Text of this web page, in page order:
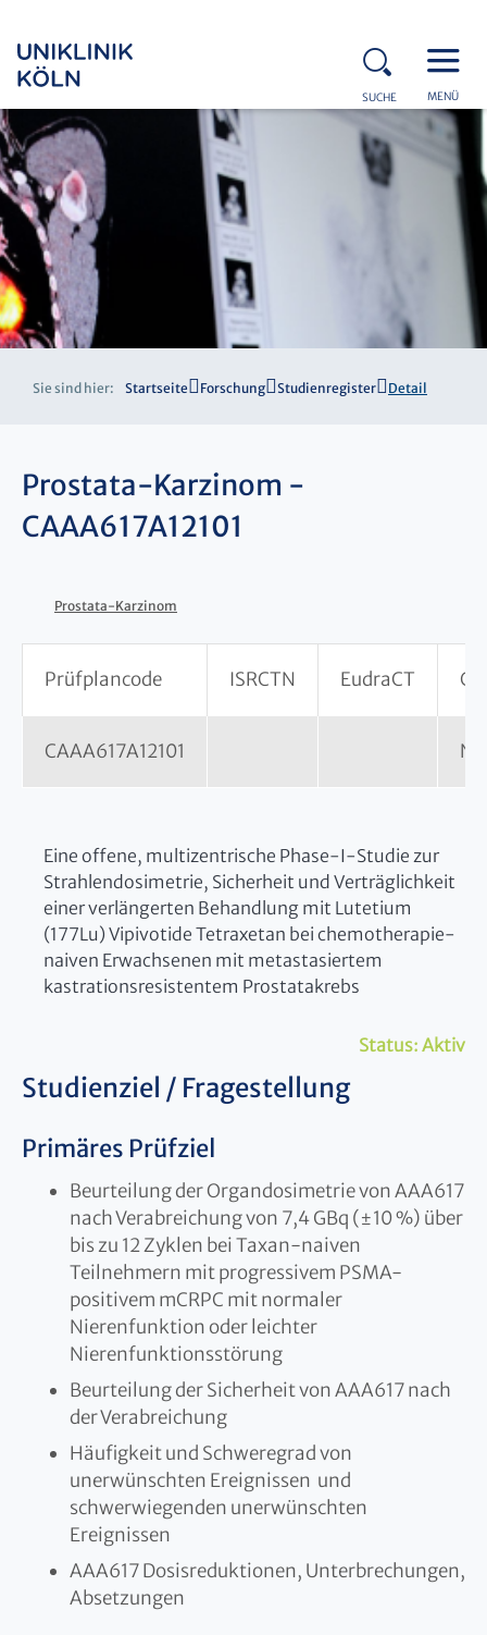
SUCHE MENÜ
Sie sind hier: Startseite Forschung Studienregister Detail
Prostata-Karzinom -
CAAA617A12101
Prostata-Karzinom
Prüfplancode ISRCTN EudraCT
CAAA617A12101
Eine offene, multizentrische Phase-I-Studie zur
Strahlendosimetrie, Sicherheit und Verträglichkeit
einer verlängerten Behandlung mit Lutetium
(177Lu) Vipivotide Tetraxetan bei chemotherapie-
naiven Erwachsenen mit metastasiertem
kastrationsresistentem Prostatakrebs
Status: Aktiv
Studienziel / Fragestellung
Primäres Prüfziel
Beurteilung der Organdosimetrie von AAA617
nach Verabreichung von 7,4 GBq (±10 %) über
bis zu 12 Zyklen bei Taxan-naiven
Teilnehmern mit progressivem PSMA-
positivem mCRPC mit normaler
Nierenfunktion oder leichter
Nierenfunktionsstörung
Beurteilung der Sicherheit von AAA617 nach
der Verabreichung
Häufigkeit und Schweregrad von
unerwünschten Ereignissen und
schwerwiegenden unerwünschten
Ereignissen
AAA617 Dosisreduktionen, Unterbrechungen,
Absetzungen